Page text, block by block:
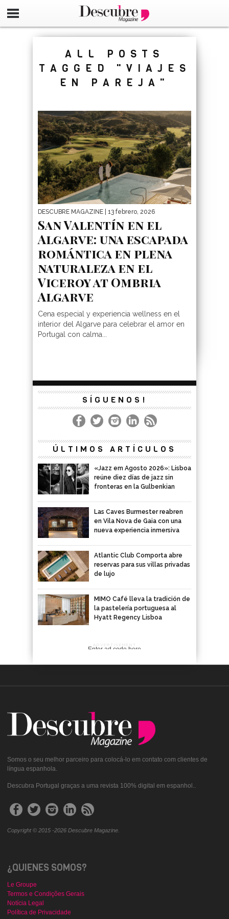
google-site-
ALL POSTS
TAGGED "VIAJES
EN PAREJA"
DESCUBRE MAGAZINE | 13 febrero, 2026
San Valentín en el
Algarve: una escapada
romántica en plena
naturaleza en el
Viceroy at Ombria
Algarve
Cena especial y experiencia wellness en el
interior del Algarve para celebrar el amor en
Portugal con calma...
SÍGUENOS!
ÚLTIMOS ARTÍCULOS
«Jazz em Agosto 2026»: Lisboa
reúne diez días de jazz sin
fronteras en la Gulbenkian
Las Caves Burmester reabren
en Vila Nova de Gaia con una
nueva experiencia inmersiva
Atlantic Club Comporta abre
reservas para sus villas privadas
de lujo
MIMO Café lleva la tradición de
la pastelería portuguesa al
Hyatt Regency Lisboa
ADVERTISEMENT
Enter ad code here
Somos o seu melhor parceiro para colocá-lo em contato com clientes de
língua espanhola.
Descubra Portugal graças a uma revista 100% digital em espanhol..
Copyright © 2015 -2026 Descubre Magazine.
¿QUIENES SOMOS?
Le Groupe
Termos e Condições Gerais
Notícia Legal
Política de Privacidade